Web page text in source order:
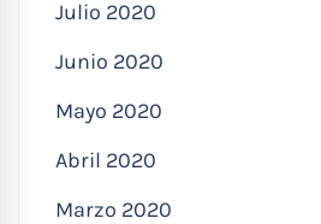
Julio 2020
Junio 2020
Mayo 2020
Abril 2020
Marzo 2020